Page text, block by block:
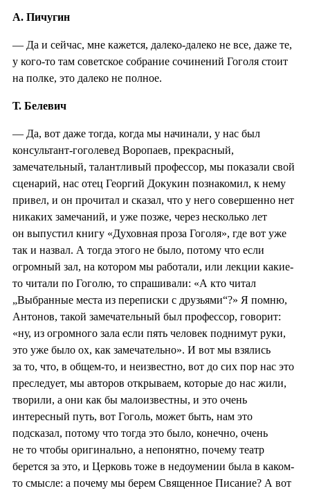
А. Пичугин
— Да и сейчас, мне кажется, далеко-далеко не все, даже те,
у кого-то там советское собрание сочинений Гоголя стоит
на полке, это далеко не полное.
Т. Белевич
— Да, вот даже тогда, когда мы начинали, у нас был
консультант-гоголевед Воропаев, прекрасный,
замечательный, талантливый профессор, мы показали свой
сценарий, нас отец Георгий Докукин познакомил, к нему
привел, и он прочитал и сказал, что у него совершенно нет
никаких замечаний, и уже позже, через несколько лет
он выпустил книгу «Духовная проза Гоголя», где вот уже
так и назвал. А тогда этого не было, потому что если
огромный зал, на котором мы работали, или лекции какие-
то читали по Гоголю, то спрашивали: «А кто читал
„Выбранные места из переписки с друзьями“?» Я помню,
Антонов, такой замечательный был профессор, говорит:
«ну, из огромного зала если пять человек поднимут руки,
это уже было ох, как замечательно». И вот мы взялись
за то, что, в общем-то, и неизвестно, вот до сих пор нас это
преследует, мы авторов открываем, которые до нас жили,
творили, а они как бы малоизвестны, и это очень
интересный путь, вот Гоголь, может быть, нам это
подсказал, потому что тогда это было, конечно, очень
не то чтобы оригинально, а непонятно, почему театр
берется за это, и Церковь тоже в недоумении была в каком-
то смысле: а почему мы берем Священное Писание? А вот